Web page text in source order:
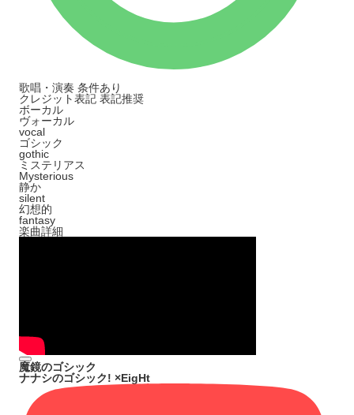
歌唱・演奏 条件あり
クレジット表記 表記推奨
ボーカル
ヴォーカル
vocal
ゴシック
gothic
ミステリアス
Mysterious
静か
silent
幻想的
fantasy
楽曲詳細
魔鏡のゴシック
ナナシのゴシック! ×EigHt